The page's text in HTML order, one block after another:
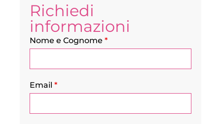
Richiedi
informazioni
Nome e Cognome *
Email *